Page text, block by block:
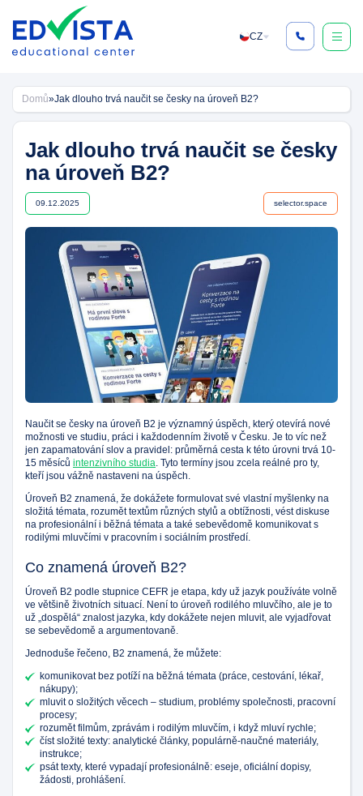
content
CZ
Domů»Jak dlouho trvá naučit se česky na úroveň B2?
Jak dlouho trvá naučit se česky
na úroveň B2?
09.12.2025 selector.space
Naučit se česky na úroveň B2 je významný úspěch, který otevírá nové
možnosti ve studiu, práci i každodenním životě v Česku. Je to víc než
jen zapamatování slov a pravidel: průměrná cesta k této úrovni trvá 10-
15 měsíců intenzivního studia. Tyto termíny jsou zcela reálné pro ty,
kteří jsou vážně nastaveni na úspěch.
Úroveň B2 znamená, že dokážete formulovat své vlastní myšlenky na
složitá témata, rozumět textům různých stylů a obtížnosti, vést diskuse
na profesionální i běžná témata a také sebevědomě komunikovat s
rodilými mluvčími v pracovním i sociálním prostředí.
Co znamená úroveň B2?
Úroveň B2 podle stupnice CEFR je etapa, kdy už jazyk používáte volně
ve většině životních situací. Není to úroveň rodilého mluvčího, ale je to
už „dospělá“ znalost jazyka, kdy dokážete nejen mluvit, ale vyjadřovat
se sebevědomě a argumentovaně.
Jednoduše řečeno, B2 znamená, že můžete:
komunikovat bez potíží na běžná témata (práce, cestování, lékař,
nákupy);
mluvit o složitých věcech – studium, problémy společnosti, pracovní
procesy;
rozumět filmům, zprávám i rodilým mluvčím, i když mluví rychle;
číst složité texty: analytické články, populárně-naučné materiály,
instrukce;
psát texty, které vypadají profesionálně: eseje, oficiální dopisy,
žádosti, prohlášení.